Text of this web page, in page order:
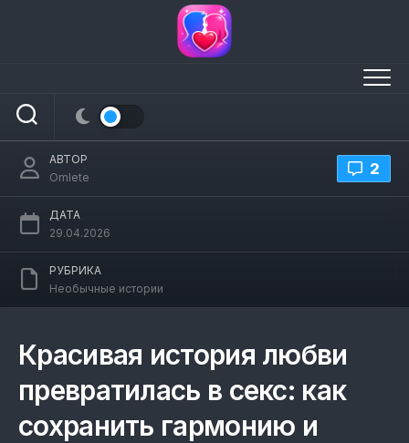
Красивая история любви превратилась
в секс
2
АВТОР
Omlete
ДАТА
29.04.2026
РУБРИКА
Необычные истории
Красивая история любви
превратилась в секс: как
сохранить гармонию и